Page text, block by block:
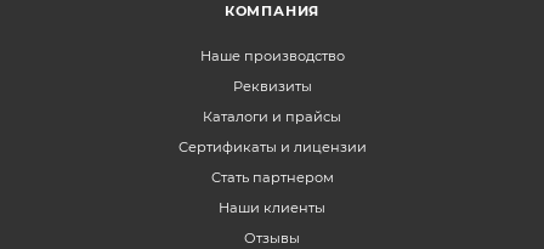
КОМПАНИЯ
Наше производство
Реквизиты
Каталоги и прайсы
Сертификаты и лицензии
Стать партнером
Наши клиенты
Отзывы